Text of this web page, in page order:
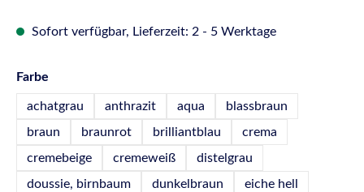
Sofort verfügbar, Lieferzeit: 2 - 5 Werktage
Farbe
achatgrau anthrazit aqua
blassbraun
braun
braunrot brilliantblau
crema
cremebeige
cremeweiß
distelgrau
doussie, birnbaum
dunkelbraun eiche hell